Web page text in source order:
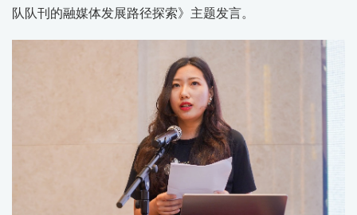
队队刊的融媒体发展路径探索》主题发言。